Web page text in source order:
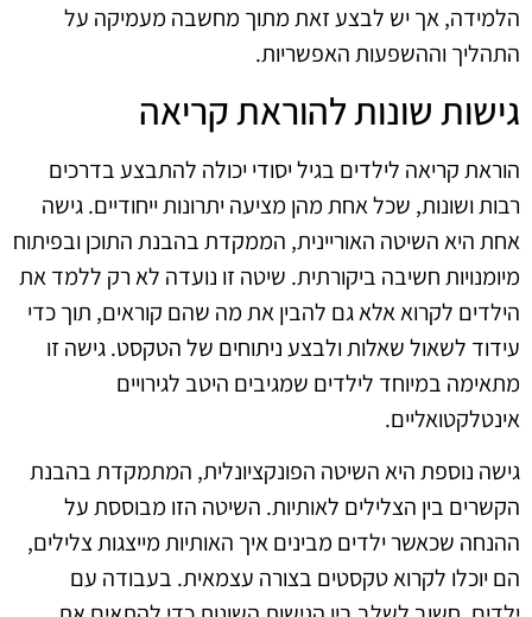
הלמידה, אך יש לבצע זאת מתוך מחשבה מעמיקה על
התהליך וההשפעות האפשריות.
גישות שונות להוראת קריאה
הוראת קריאה לילדים בגיל יסודי יכולה להתבצע בדרכים
רבות ושונות, שכל אחת מהן מציעה יתרונות ייחודיים. גישה
אחת היא השיטה האוריינית, הממקדת בהבנת התוכן ובפיתוח
מיומנויות חשיבה ביקורתית. שיטה זו נועדה לא רק ללמד את
הילדים לקרוא אלא גם להבין את מה שהם קוראים, תוך כדי
עידוד לשאול שאלות ולבצע ניתוחים של הטקסט. גישה זו
מתאימה במיוחד לילדים שמגיבים היטב לגירויים
אינטלקטואליים.
גישה נוספת היא השיטה הפונקציונלית, המתמקדת בהבנת
הקשרים בין הצלילים לאותיות. השיטה הזו מבוססת על
ההנחה שכאשר ילדים מבינים איך האותיות מייצגות צלילים,
הם יוכלו לקרוא טקסטים בצורה עצמאית. בעבודה עם